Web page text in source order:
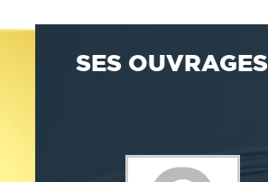
SES OUVRAGES